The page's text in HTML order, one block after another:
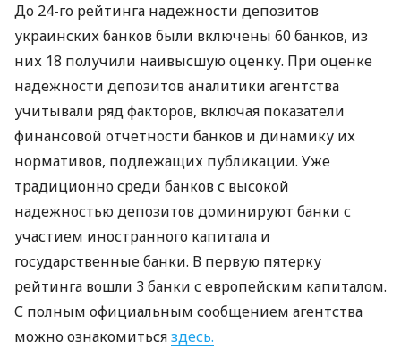
До 24-го рейтинга надежности депозитов
украинских банков были включены 60 банков, из
них 18 получили наивысшую оценку. При оценке
надежности депозитов аналитики агентства
учитывали ряд факторов, включая показатели
финансовой отчетности банков и динамику их
нормативов, подлежащих публикации. Уже
традиционно среди банков с высокой
надежностью депозитов доминируют банки с
участием иностранного капитала и
государственные банки. В первую пятерку
рейтинга вошли 3 банки с европейским капиталом.
С полным официальным сообщением агентства
можно ознакомитьсяздесь.